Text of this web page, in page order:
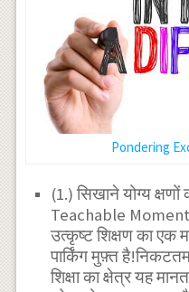
Pondering
(1.) सिखाने योग्य
Teachable
उत्कृष्ट शिक्षण का एक
पार्किंग मुफ़्त
शिक्षा का क्षेत्र यह